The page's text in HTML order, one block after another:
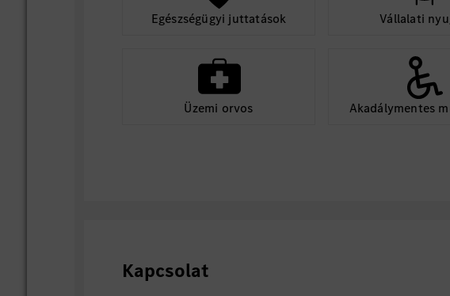
Egészségügyi juttatások Vállalati
Üzemi orvos Akadálymentes
Kapcsolat